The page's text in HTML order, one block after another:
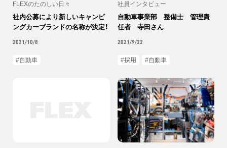
FLEXのたのしい日々
社内公募により新しいキャンピ
ングカーブランドの名称が決定！
2021/10/8
自動車
社員インタビュー
自動車事業部 整備士 管理責
任者 寺田さん
2021/9/22
採用 自動車